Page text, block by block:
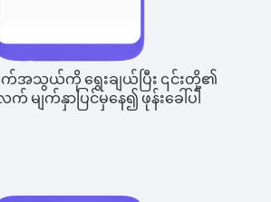
က်အသွယ်ကို ရွေးချယ်ပြီး ၎င်းတို့၏
မျက်နှာပြင်မှနေ၍ ဖုန်းခေါ်ပါ